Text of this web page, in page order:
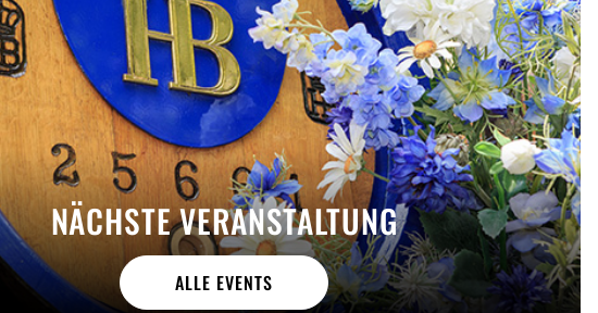
NÄCHSTE VERANSTALTUNG
ALLE EVENTS